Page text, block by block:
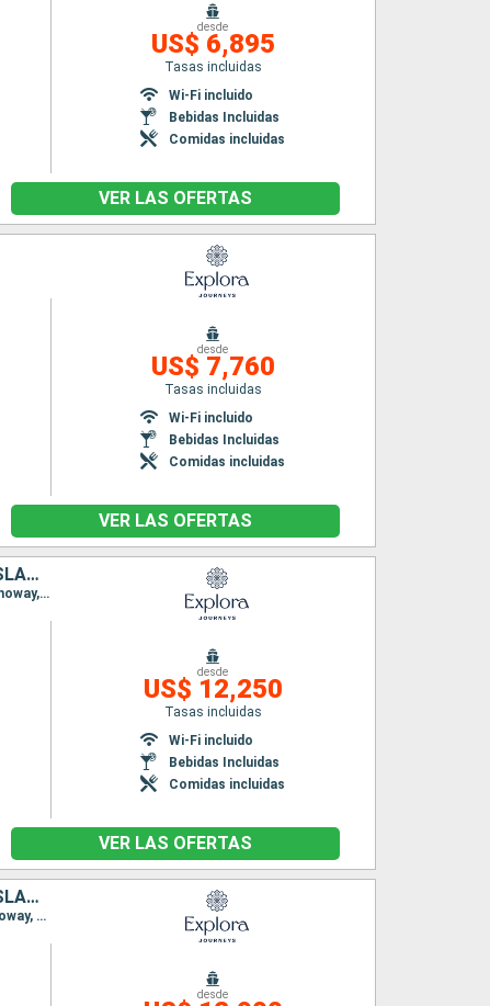
desde
US$ 6,895
Tasas incluidas
Wi-Fi incluido
Bebidas Incluidas
Comidas incluidas
VER LAS OFERTAS
desde
US$ 7,760
Tasas incluidas
Wi-Fi incluido
Bebidas Incluidas
Comidas incluidas
VER LAS OFERTAS
DINAMARCA, SUECIA, NORUEGA, ALEMANIA, IRLANDA, REINO UNIDO, ISLANDIA
Itinerario : Copenhague, Ronne, Gothenburg, Oslo, Hamburgo, Southampton, Belfast, Stornoway, Akureyri, Isafjordhur, Reykjavik
desde
US$ 12,250
Tasas incluidas
Wi-Fi incluido
Bebidas Incluidas
Comidas incluidas
VER LAS OFERTAS
DINAMARCA, SUECIA, NORUEGA, ALEMANIA, IRLANDA, REINO UNIDO, ISLANDIA
Itinerario : Copenhague, Arhus, Lysekil, Oslo, Hamburgo, Southampton, Greencastle, Stornoway, Seydisfjordhur, Akureyri, Reykjavik
desde